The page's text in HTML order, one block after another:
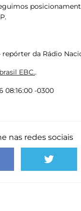
repórter da Rádio
EBC..
08:16:00 -0300
nas redes sociais